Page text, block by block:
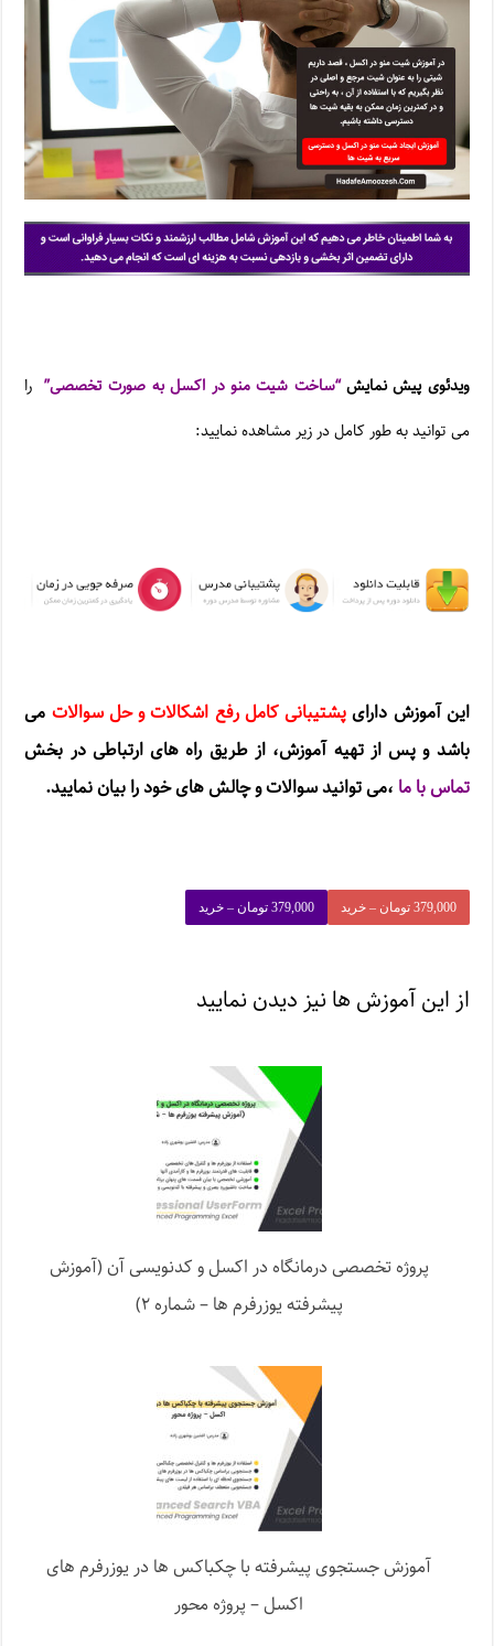
ویدئوی پیش نمایش“ساخت شیت منو در اکسل به صورت تخصصی” را
می توانید به طور کامل در زیر مشاهده نمایید:
این آموزش دارایپشتیبانی کامل رفع اشکالات و حل سوالات می
باشد و پس از تهیه آموزش، از طریق راه های ارتباطی در بخش
تماس با ما ،می توانید سوالات و چالش های خود را بیان نمایید.
379,000 تومان – خرید
از این آموزش ها نیز دیدن نمایید
پروژه تخصصی درمانگاه در اکسل و کدنویسی آن (آموزش
پیشرفته یوزرفرم ها – شماره ۲)
آموزش جستجوی پیشرفته با چکباکس ها در یوزرفرم های
اکسل – پروژه محور